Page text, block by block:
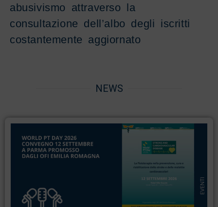
abusivismo attraverso la
consultazione dell’albo degli iscritti
costantemente aggiornato
NEWS